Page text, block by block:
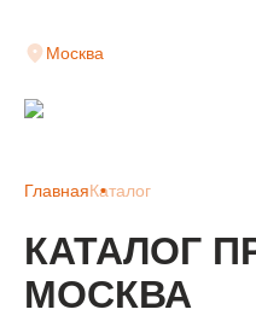
Москва
ГлавнаяКаталог
КАТАЛОГ
МОСКВА